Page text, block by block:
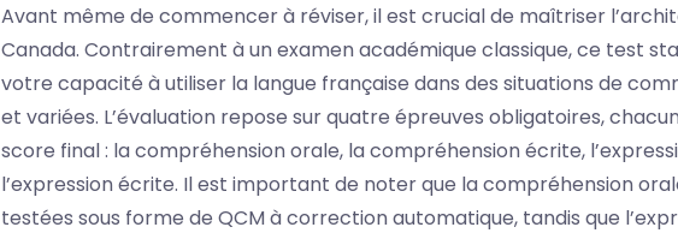
Avant même de commencer à réviser, il est crucial de maîtriser
Canada. Contrairement à un examen académique classique, ce test
votre capacité à utiliser la langue française dans des situations de
et variées. L’évaluation repose sur quatre épreuves obligatoires,
score final : la compréhension orale, la compréhension écrite,
l’expression écrite. Il est important de noter que la compréhension
testées sous forme de QCM à correction automatique, tandis que